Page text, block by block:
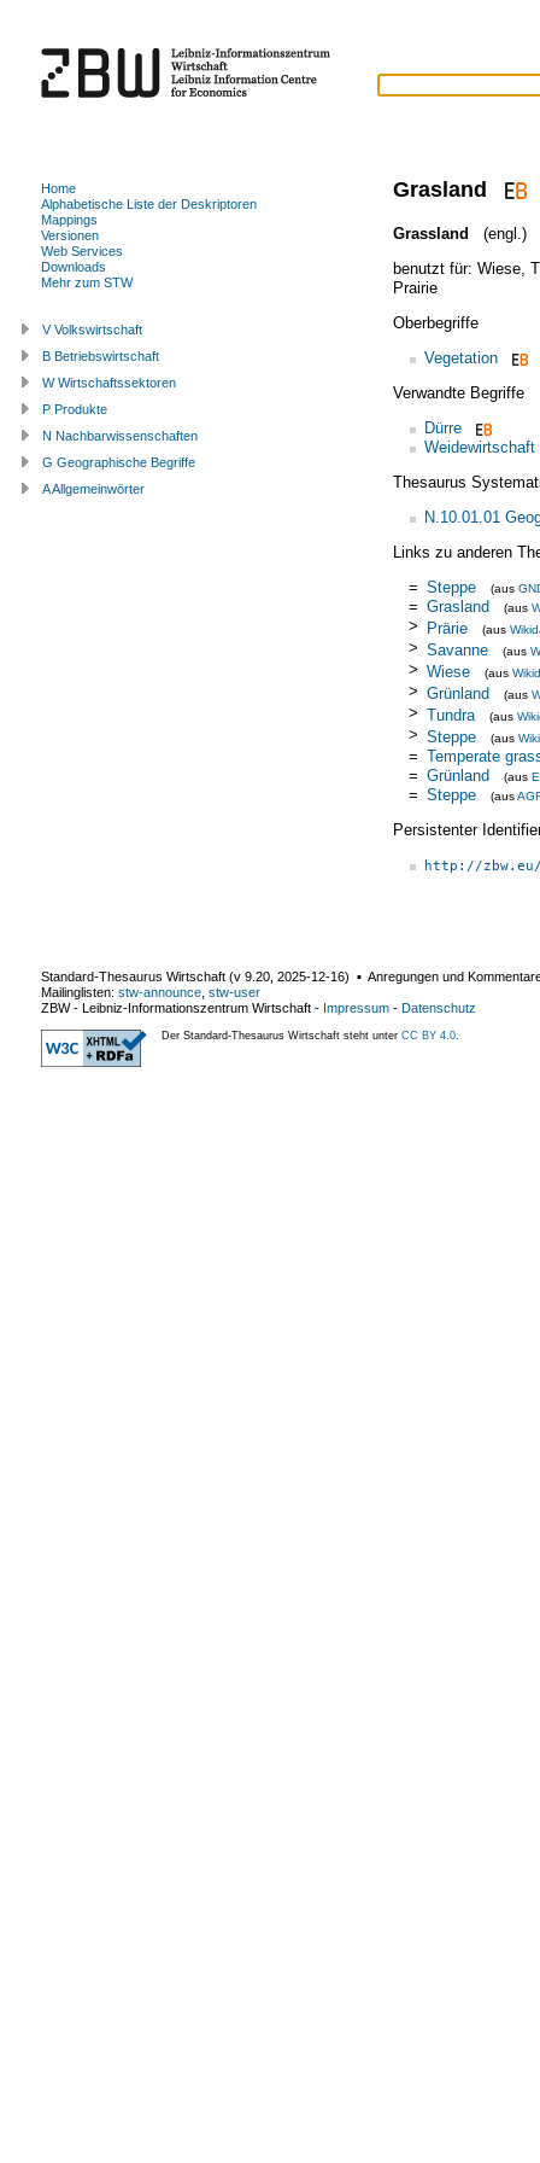
Grasland
Grassland
(engl.)
benutzt für: Wiese,
Prairie
Oberbegriffe
Vegetation
Verwandte Begriffe
Dürre
Weidewirtschaft
Thesaurus
N.10.01.01
Links zu anderen
= Steppe (aus
= Grasland (aus
> Prärie (aus
> Savanne (aus
> Wiese (aus
> Grünland (aus
> Tundra (aus
> Steppe (aus
= Temperate
= Grünland (aus
= Steppe (aus
Persistenter
http://
Home
Alphabetische Liste der Deskriptoren
Mappings
Versionen
Web Services
Downloads
Mehr zum STW
V Volkswirtschaft
B Betriebswirtschaft
W Wirtschaftssektoren
P Produkte
N Nachbarwissenschaften
G Geographische Begriffe
A Allgemeinwörter
Standard-Thesaurus Wirtschaft (v 9.20 2025-12-16) ▪ Anregungen und
Mailinglisten: stw-announce stw-user
ZBW - Leibniz-Informationszentrum Wirtschaft - Impressum - Datenschutz
Der Standard-Thesaurus Wirtschaft steht unter CC BY 4.0